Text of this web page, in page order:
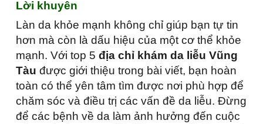
Lời khuyên
Làn da khỏe mạnh không chỉ giúp bạn tự tin
hơn mà còn là dấu hiệu của một cơ thể khỏe
mạnh. Với top 5 địa chỉ khám da liễu Vũng
Tàu được giới thiệu trong bài viết, bạn hoàn
toàn có thể yên tâm tìm được nơi phù hợp để
chăm sóc và điều trị các vấn đề da liễu. Đừng
để các bệnh về da làm ảnh hưởng đến cuộc